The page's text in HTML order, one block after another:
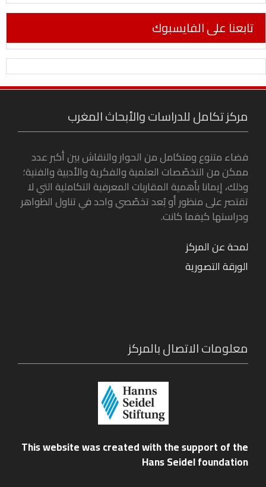
تابعنا على الفايسبوك
مركز تكامل للدراسات والأبحاث المغرب
فضاء متنوع ومتكامل من الحوار والنقاش بين أكبر عدد
ممكن من التخصّصات العلمية والفكرية والأدبية والفنية؛
وذلك، إيمانا بأهمية المقاربات المعرفية التكاملية التي لا
تقتصر على منظور أو بُعد تخصّصي واحد في تناول الظواهر
ودراستها كيفما كانت.
لمحة عن المركز
الورقة التصورية
معلومات الاتصال بالمركز
This website was created with the support of the
Hans Seidel foundation